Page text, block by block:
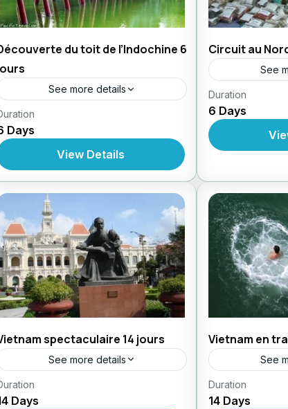
du toit de l’Indochine 6
See more details
Circuit au Vietnam
Forfait
Excursions En Indochine
Days
View Details
Circuit au
See
Circuit au
Forfait
d'Aventure,
Duration
6 Days
spectaculaire 14 jours
See more details
Circuit au Vietnam
Forfait
Days
Vietnam en
See
Circuit au
Forfait
Duration
14 Days